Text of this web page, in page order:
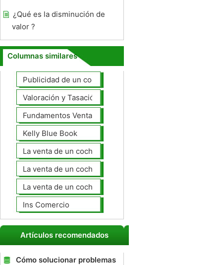
¿Qué es la disminución de
valor ?
Columnas similares
Publicidad de un coche para la venta
Valoración y Tasación
Fundamentos Venta de coches
Kelly Blue Book
La venta de un coche en línea
La venta de un coche usted mismo
La venta de un coche a un taller de
Ins Comercio
Artículos recomendados
Cómo solucionar problemas